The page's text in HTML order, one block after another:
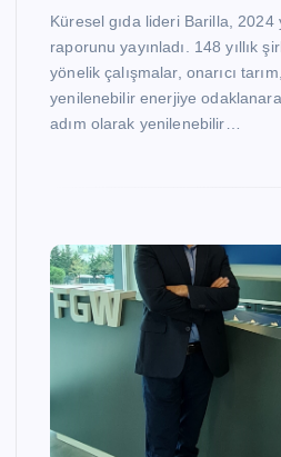
Küresel gıda lideri Barilla, 2024
raporunu yayınladı. 148 yıllık
yönelik çalışmalar, onarıcı
yenilenebilir enerjiye
adım olarak yenilenebilir…